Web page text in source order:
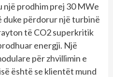
një prodhim prej 30 MWe
duke përdorur një turbinë
të CO2 superkritik
energji. Një
për zhvillimin e
është se klientët mund